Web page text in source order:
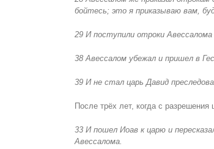
бойтесь; это я приказываю вам,
29 И поступили отроки Авессалома
38 Авессалом убежал и пришел в
39 И не стал царь Давид
После трёх лет, когда с
33 И пошел Иоав к царю и
Авессалома.